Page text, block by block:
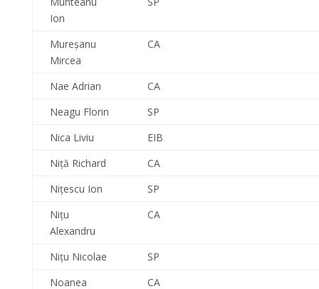
Ion
Mureşanu
Mircea
CA
Nae Adrian
CA
Neagu Florin
SP
Nica Liviu
EIB
Niţă Richard
CA
Niţescu Ion
SP
Niţu
Alexandru
CA
Niţu Nicolae
SP
Noanea
CA